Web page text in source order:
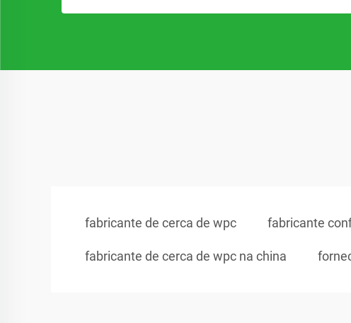
fabricante de cerca de wpc fabricante
fabricante de cerca de wpc na china